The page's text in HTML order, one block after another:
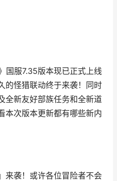
国服7.35版本现已正式上线
的怪猎联动终于来袭！同时
全新友好部族任务和全新道
本次版本更新都有哪些新内
来袭！或许各位冒险者不会